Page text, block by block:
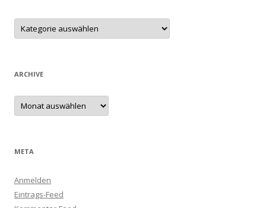
Kategorien
ARCHIVE
Archive
META
Anmelden
Eintrags-Feed